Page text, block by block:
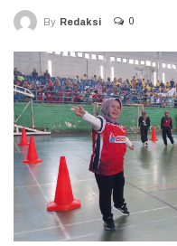
By Redaksi 0